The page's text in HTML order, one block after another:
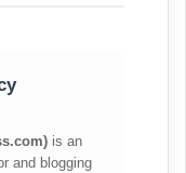
is an
and blogging